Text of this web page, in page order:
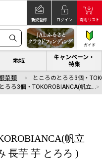
新規登録 ログイン 寄附リスト
ガイド
地域
キャンペーン・
特集
菜類
ところのとろろ3個・
ろろ3個・TOKOROBIANCA(帆立…
帆立
長芋 芋 とろろ )